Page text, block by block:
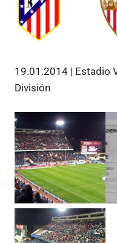
19.01.2014 | Estadio
División